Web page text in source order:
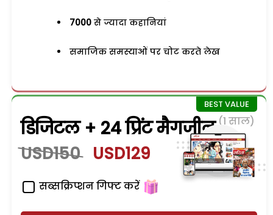
7000 से ज्यादा कहानियां
समाजिक समस्याओं पर चोट करते लेख
डिजिटल + 24 प्रिंट मैगजीन (1 साल)
USD150 USD129
सब्सक्रिप्शन गिफ्ट करें